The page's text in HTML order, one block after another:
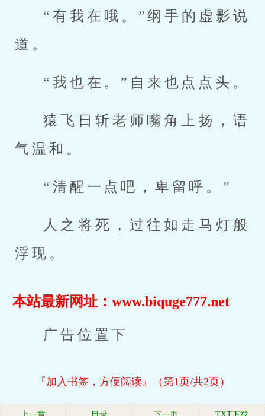
“有我在哦。”纲手的虚影说
道。
“我也在。”自来也点点头。
猿飞日斩老师嘴角上扬，语
气温和。
“清醒一点吧，卑留呼。”
人之将死，过往如走马灯般
浮现。
本站最新网址：www.biquge777.net
广告位置下
『加入书签，方便阅读』（第1页/共2页）